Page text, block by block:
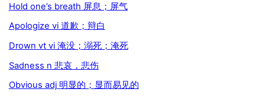
Hold one’s breath 屏息；屏气
Apologize vi 道歉；辩白
Drown vt vi 淹没；溺死；淹死
Sadness n 悲哀，悲伤
Obvious adj 明显的；显而易见的